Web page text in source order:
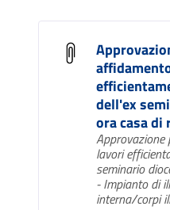
dell'ex
ora casa di
lavori
seminario
- Impianto di
interna/corpi